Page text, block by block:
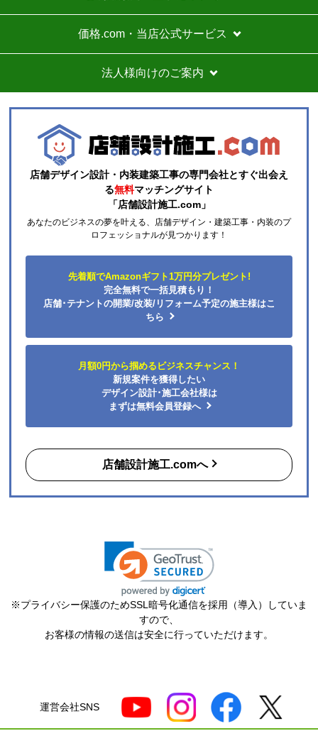
商品購入から入金連絡、工事日の指定、決定、商品の
到着等はスムーズでした。
総額的には高くなってしまったので、エアコンに限ら
ずこちらの会社からのリピはありません。
それと商品欄にもう少し細かく工事費の内訳を書いた
方がいいと思いました。
ひらり〜さん
2026年7月26日 12:54
欲しい商品をスムーズに注文できましたか？
予定の期日までに商品が届きましたか？
商品の梱包は必要十分なものでしたか？
またこのショップを利用したいですか？
【このショップを選んだ理由は？】
購入した時点で最安価格でした。また、このショップ
を以前利用したことがあり、対応がとても良かったの
【注文からどのくらいで届きましたか？】
【その他感想・コメント】
ショップ選らんだ理由でも述べましたが、注文から配
送まで、そのつど連絡メールが届き状況が確実に把握
できとても満足しました。
ポルドブラ さん
2026年7月24日 21:04
価格.com・当店公式サービス
法人様向けのご案内
店舗デザイン設計・内装建築工事の専門会社とすぐ出会え
る無料マッチングサイト
「店舗設計施工.com」
あなたのビジネスの夢を叶える、店舗デザイン・建築工事・内装のプ
ロフェッショナルが見つかります！
先着順でAmazonギフト1万円分プレゼント!
完全無料で一括見積もり！
店舗･テナントの開業/改装/リフォーム予定の施主様はこ
ちら
月額0円から掴めるビジネスチャンス！
新規案件を獲得したい
デザイン設計･施工会社様は
まずは無料会員登録へ
店舗設計施工.comへ
※プライバシー保護のためSSL暗号化通信を採用（導入）していま
すので、
お客様の情報の送信は安全に行っていただけます。
運営会社SNS